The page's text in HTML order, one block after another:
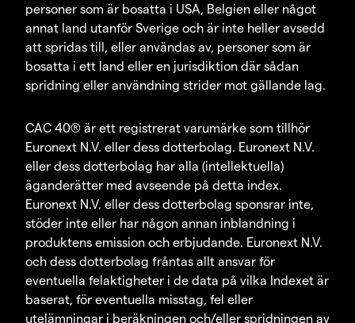
personer som är bosatta i USA, Belgien eller något
annat land utanför Sverige och är inte heller avsedd
att spridas till, eller användas av, personer som är
bosatta i ett land eller en jurisdiktion där sådan
spridning eller användning strider mot gällande lag.
CAC 40® är ett registrerat varumärke som tillhör
Euronext N.V. eller dess dotterbolag. Euronext N.V.
eller dess dotterbolag har alla (intellektuella)
äganderätter med avseende på detta index.
Euronext N.V. eller dess dotterbolag sponsrar inte,
stöder inte eller har någon annan inblandning i
produktens emission och erbjudande. Euronext N.V.
och dess dotterbolag fråntas allt ansvar för
eventuella felaktigheter i de data på vilka Indexet är
baserat, för eventuella misstag, fel eller
utelämningar i beräkningen och/eller spridningen av